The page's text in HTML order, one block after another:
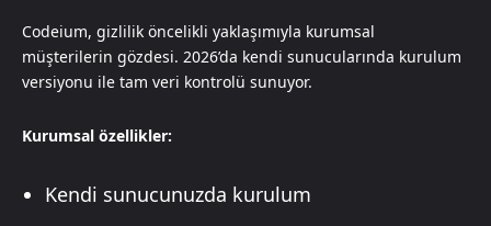
Codeium, gizlilik öncelikli yaklaşımıyla kurumsal
müşterilerin gözdesi. 2026’da kendi sunucularında kurulum
versiyonu ile tam veri kontrolü sunuyor.
Kurumsal özellikler:
Kendi sunucunuzda kurulum